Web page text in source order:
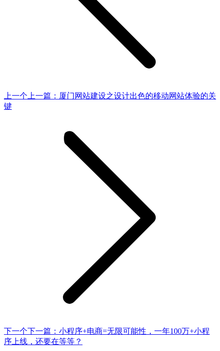
上一个 上一篇： 厦门网站建设之设计出色的移动网站体验的关
键
下一个下一篇： 小程序+电商=无限可能性，一年100万+小程
序上线，还要在等等？